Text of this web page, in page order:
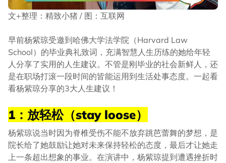
文+整理：精致小猪 / 图：互联网
早前杨紫琼受邀到哈佛大学法学院（Harvard Law
School）的毕业典礼致词，充满智慧人生历练的她给年轻
人分享了实用的人生建议。不管是刚毕业的社会新鲜人，还
是在职场打滚一段时间的皆能运用到生活处事态度。一起看
看杨紫琼分享的3大人生建议！
1：放轻松（stay loose）
杨紫琼说当时因为脊椎受伤不能不放弃跳芭蕾舞的梦想，是
院长给了她鼓励让她对未来保持轻松的态度，最后才让她走
上一条超出想象的事业。在演讲中，杨紫琼提到遭遇挫折时